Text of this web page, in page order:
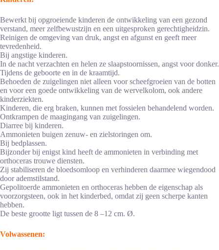
Bewerkt bij opgroeiende kinderen de ontwikkeling van een gezond
verstand, meer zelfbewustzijn en een uitgesproken gerechtigheidzin.
Reinigen de omgeving van druk, angst en afgunst en geeft meer
tevredenheid.
Bij angstige kinderen.
In de nacht verzachten en helen ze slaapstoornissen, angst voor donker.
Tijdens de geboorte en in de kraamtijd.
Behoeden de zuigelingen niet alleen voor scheefgroeien van de botten
en voor een goede ontwikkeling van de wervelkolom, ook andere
kinderziekten.
Kinderen, die erg braken, kunnen met fossielen behandelend worden.
Ontkrampen de maagingang van zuigelingen.
Diarree bij kinderen.
Ammonieten buigen zenuw- en zielstoringen om.
Bij bedplassen.
Bijzonder bij enigst kind heeft de ammonieten in verbinding met
orthoceras trouwe diensten.
Zij stabiliseren de bloedsomloop en verhinderen daarmee wiegendood
door ademstilstand.
Gepolitoerde ammonieten en orthoceras hebben de eigenschap als
voorzorgsteen, ook in het kinderbed, omdat zij geen scherpe kanten
hebben.
De beste grootte ligt tussen de 8 –12 cm. Ø.
Volwassenen: